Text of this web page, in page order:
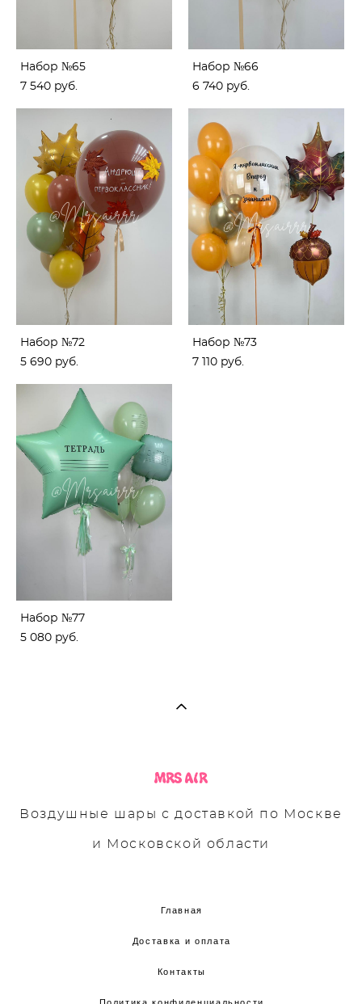
Набор №65
7 540 pуб.
Набор №66
6 740 pуб.
Набор №72
5 690 pуб.
Набор №73
7 110 pуб.
Набор №77
5 080 pуб.
Воздушные шары с доставкой по Москве
и Московской области
Главная
Доставка и оплата
Контакты